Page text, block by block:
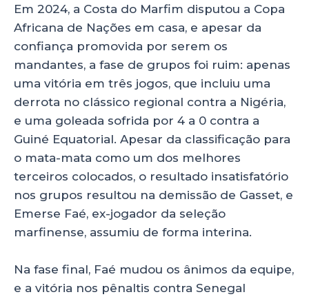
Em 2024, a Costa do Marfim disputou a Copa
Africana de Nações em casa, e apesar da
confiança promovida por serem os
mandantes, a fase de grupos foi ruim: apenas
uma vitória em três jogos, que incluiu uma
derrota no clássico regional contra a Nigéria,
e uma goleada sofrida por 4 a 0 contra a
Guiné Equatorial. Apesar da classificação para
o mata-mata como um dos melhores
terceiros colocados, o resultado insatisfatório
nos grupos resultou na demissão de Gasset, e
Emerse Faé, ex-jogador da seleção
marfinense, assumiu de forma interina.
Na fase final, Faé mudou os ânimos da equipe,
e a vitória nos pênaltis contra Senegal